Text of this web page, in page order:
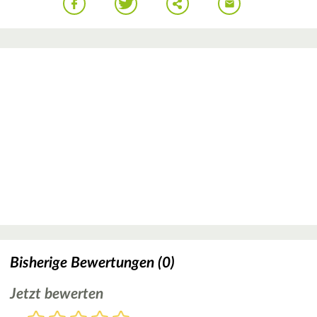
Bisherige Bewertungen (0)
Jetzt bewerten